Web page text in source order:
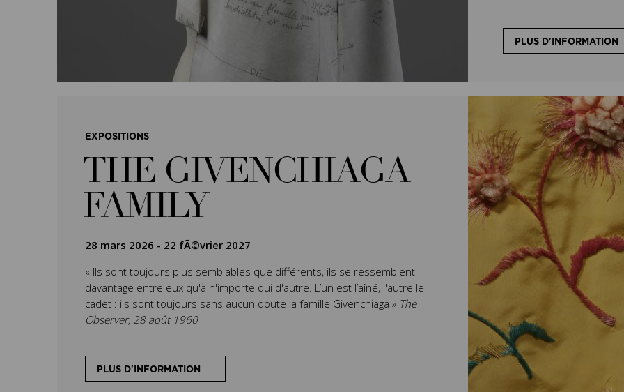
PLUS D'INFORMATION
EXPOSITIONS
THE GIVENCHIAGA
FAMILY
28 mars 2026 - 22 fÃ©vrier 2027
« Ils sont toujours plus semblables que différents, ils se ressemblent
davantage entre eux qu'à n'importe qui d'autre. L’un est l’aîné, l'autre le
cadet : ils sont toujours sans aucun doute la famille Givenchiaga » The
Observer, 28 août 1960
PLUS D'INFORMATION